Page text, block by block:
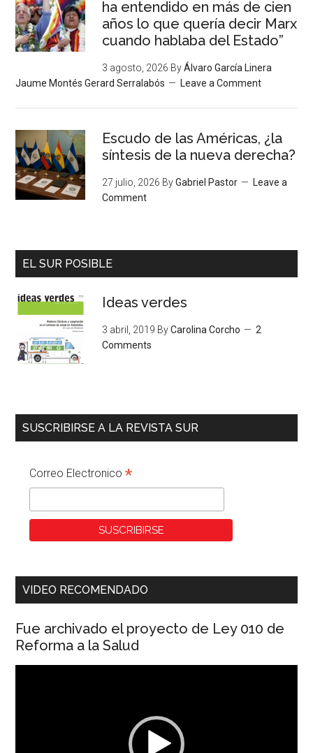
ha entendido en más de cien
años lo que quería decir Marx
cuando hablaba del Estado”
3 agosto, 2026 ByÁlvaro García Linera
Jaume Montés Gerard Serralabós
Leave a Comment
Escudo de las Américas, ¿la
síntesis de la nueva derecha?
27 julio, 2026 ByGabriel Pastor
Leave a
Comment
EL SUR POSIBLE
Ideas verdes
3 abril, 2019 ByCarolina Corcho
2
Comments
SUSCRIBIRSE A LA REVISTA SUR
Correo Electronico*
VIDEO RECOMENDADO
Fue archivado el proyecto de Ley 010 de
Reforma a la Salud